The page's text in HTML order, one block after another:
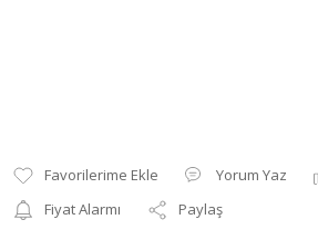
Yorum Yaz
Fiyat Alarmı
Paylaş